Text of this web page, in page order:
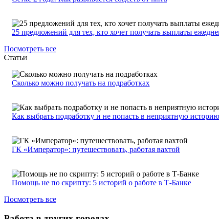
25 предложений для тех, кто хочет получать выплаты
Посмотреть все
Статьи
Сколько можно получать на подработках
Как выбрать подработку и не попасть в неприятную историю
ГК «Император»: путешествовать, работая вахтой
Помощь не по скрипту: 5 историй о работе в Т-Банке
Посмотреть все